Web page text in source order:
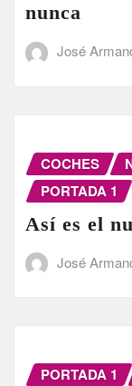
nunca
José
COCHES
PORTADA 1
Así es el
José
PORTADA 1